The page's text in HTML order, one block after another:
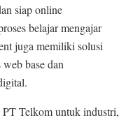
siap online
belajar mengajar
juga memiliki solusi
base dan
Telkom untuk industri,